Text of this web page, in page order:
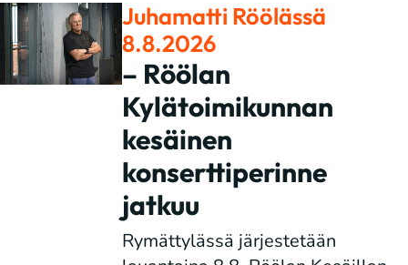
Juhamatti Röölässä
8.8.2026
– Röölan
Kylätoimikunnan
kesäinen
konserttiperinne
jatkuu
Rymättylässä järjestetään